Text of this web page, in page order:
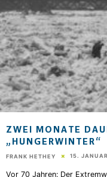
ZWEI MONATE
„HUNGERWINTER“
FRANK HETHEY 15.
Vor 70 Jahren: Der